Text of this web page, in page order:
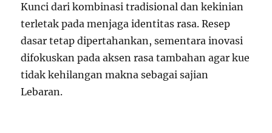
Kunci dari kombinasi tradisional dan kekinian
terletak pada menjaga identitas rasa. Resep
dasar tetap dipertahankan, sementara inovasi
difokuskan pada aksen rasa tambahan agar kue
tidak kehilangan makna sebagai sajian
Lebaran.